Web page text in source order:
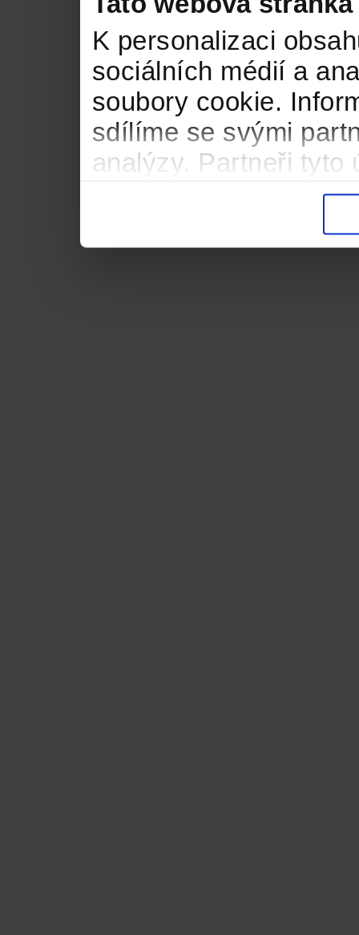
K personalizaci
sociálních médií a
soubory cookie.
sdílíme se svými
analýzy. Partneři tyto
informacemi, které